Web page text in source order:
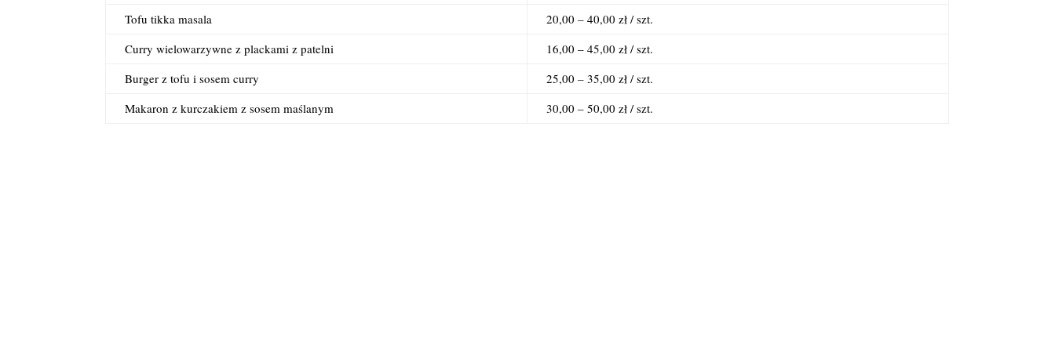
Tofu tikka masala
20,00 – 40,00 zł / szt.
Curry wielowarzywne z plackami z patelni
16,00 – 45,00 zł / szt.
Burger z tofu i sosem curry
25,00 – 35,00 zł / szt.
Makaron z kurczakiem z sosem maślanym
30,00 – 50,00 zł / szt.